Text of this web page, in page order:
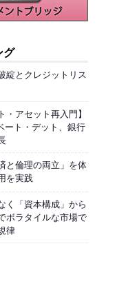
グ
綻とクレジットリス
・アセット再入門】
ート・デット、銀行
と倫理の両立」を体
を実践
く「資本構成」から
ボラタイルな市場で
律